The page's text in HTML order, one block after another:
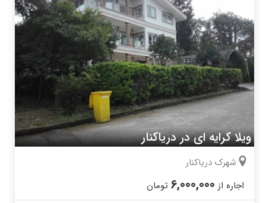
ویلا کرایه ای در دریاکنار
شهرک دریاکنار
اجاره از 6,000,000 تومان